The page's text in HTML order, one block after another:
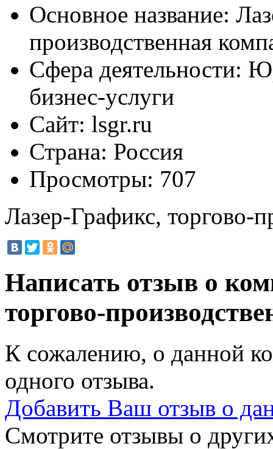
Основное название:
производственная
Сфера деятельности:
бизнес-услуги
Сайт: lsgr.ru
Страна: Россия
Просмотры: 707
Лазер-Графикс, торгово-
Написать отзыв о
торгово-
К сожалению, о данной
одного отзыва.
Добавить Ваш отзыв о
Смотрите отзывы о